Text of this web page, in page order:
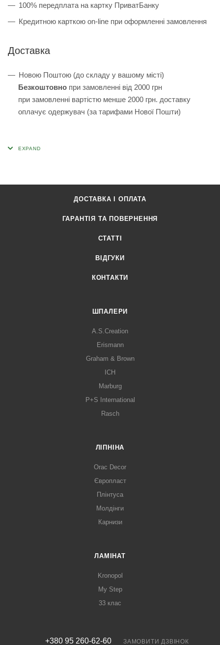
100% передплата на картку ПриватБанку
Кредитною карткою on-line при оформленні замовлення
Доставка
Новою Поштою (до складу у вашому місті)
Безкоштовно при замовленні від 2000 грн
при замовленні вартістю менше 2000 грн. доставку
оплачує одержувач (за тарифами Нової Пошти)
ДОСТАВКА І ОПЛАТА
ГАРАНТІЯ ТА ПОВЕРНЕННЯ
СТАТТІ
ВІДГУКИ
КОНТАКТИ
ШПАЛЕРИ
A.S.Creation
Erismann
Graham & Brown
ICH
Marburg
P+S International
Rasch
ЛІПНІНА
Orac Decor
Європласт
Плінтуса
Молдінги
Карнизи
ЛАМІНАТ
Kronopol
My Step
33 клас
+380 95 260-62-60 ЗАМОВИТИ ДЗВІНОК